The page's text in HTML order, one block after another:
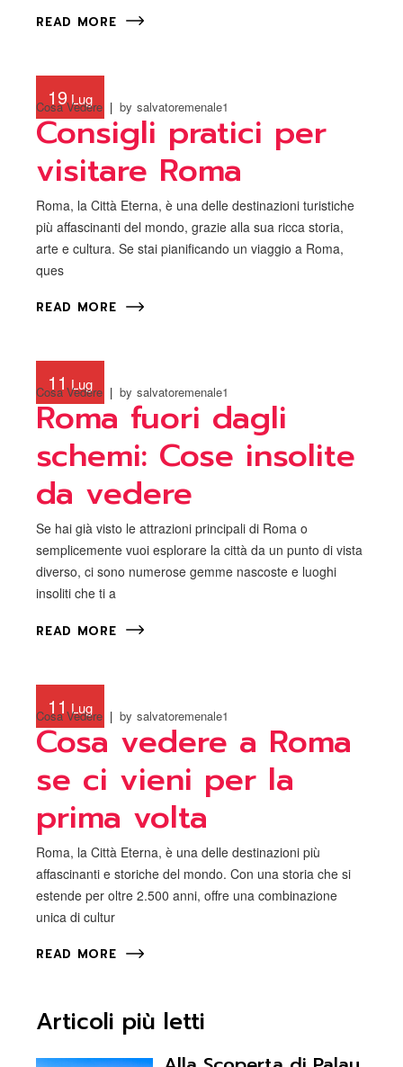
READ MORE
19 Lug
Cosa Vedere by salvatoremenale1
Consigli pratici per
visitare Roma
Roma, la Città Eterna, è una delle destinazioni turistiche
più affascinanti del mondo, grazie alla sua ricca storia,
arte e cultura. Se stai pianificando un viaggio a Roma,
ques
READ MORE
11 Lug
Cosa Vedere by salvatoremenale1
Roma fuori dagli
schemi: Cose insolite
da vedere
Se hai già visto le attrazioni principali di Roma o
semplicemente vuoi esplorare la città da un punto di vista
diverso, ci sono numerose gemme nascoste e luoghi
insoliti che ti a
READ MORE
11 Lug
Cosa Vedere by salvatoremenale1
Cosa vedere a Roma
se ci vieni per la
prima volta
Roma, la Città Eterna, è una delle destinazioni più
affascinanti e storiche del mondo. Con una storia che si
estende per oltre 2.500 anni, offre una combinazione
unica di cultur
READ MORE
Articoli più letti